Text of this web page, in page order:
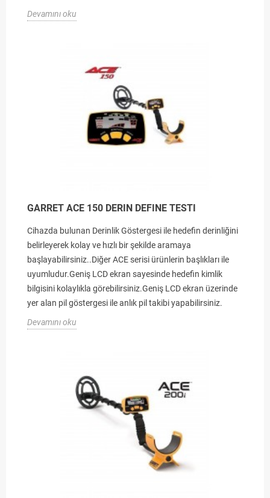
Devamını oku
GARRET ACE 150 DERIN DEFINE TESTI
Cihazda bulunan Derinlik Göstergesi ile hedefin derinliğini
belirleyerek kolay ve hızlı bir şekilde aramaya
başlayabilirsiniz..Diğer ACE serisi ürünlerin başlıkları ile
uyumludur.Geniş LCD ekran sayesinde hedefin kimlik
bilgisini kolaylıkla görebilirsiniz.Geniş LCD ekran üzerinde
yer alan pil göstergesi ile anlık pil takibi yapabilirsiniz.
Devamını oku